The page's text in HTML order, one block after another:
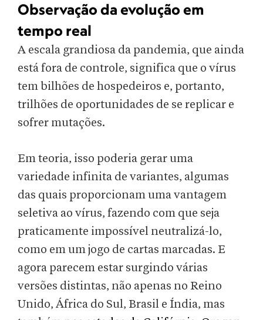
Observação da evolução em
tempo real
A escala grandiosa da pandemia, que ainda
está fora de controle, significa que o vírus
tem bilhões de hospedeiros e, portanto,
trilhões de oportunidades de se replicar e
sofrer mutações.
Em teoria, isso poderia gerar uma
variedade infinita de variantes, algumas
das quais proporcionam uma vantagem
seletiva ao vírus, fazendo com que seja
praticamente impossível neutralizá-lo,
como em um jogo de cartas marcadas. E
agora parecem estar surgindo várias
versões distintas, não apenas no Reino
Unido, África do Sul, Brasil e Índia, mas